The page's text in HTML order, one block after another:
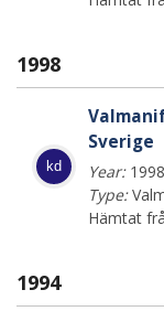
1998
kd
Sverige
Year:1998
Type:
Hämtat
1994